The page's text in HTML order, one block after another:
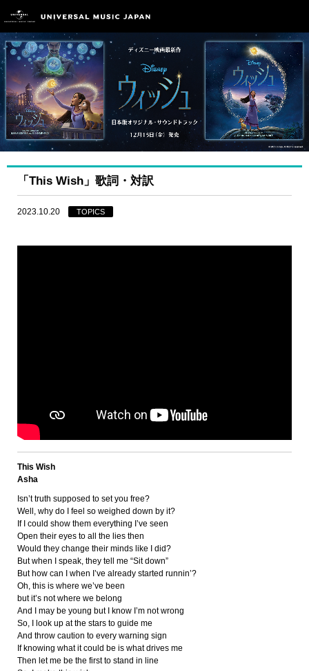
「This Wish」歌詞・対訳
2023.10.20 TOPICS
This Wish
Asha
Isn’t truth supposed to set you free?
Well, why do I feel so weighed down by it?
If I could show them everything I’ve seen
Open their eyes to all the lies then
Would they change their minds like I did?
But when I speak, they tell me “Sit down”
But how can I when I’ve already started runnin’?
Oh, this is where we’ve been
but it’s not where we belong
And I may be young but I know I’m not wrong
So, I look up at the stars to guide me
And throw caution to every warning sign
If knowing what it could be is what drives me
Then let me be the first to stand in line